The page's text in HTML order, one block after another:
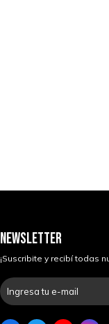
NEWSLETTER
¡Suscribite y recibí todas